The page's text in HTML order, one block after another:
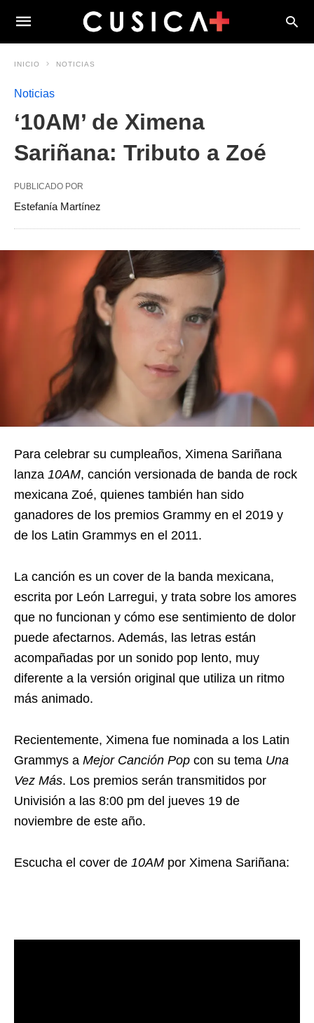
INICIO NOTICIAS
Noticias
‘10AM’ de Ximena
Sariñana: Tributo a Zoé
PUBLICADO POR
Estefanía Martínez
Para celebrar su cumpleaños, Ximena Sariñana
lanza 10AM, canción versionada de banda de rock
mexicana Zoé, quienes también han sido
ganadores de los premios Grammy en el 2019 y
de los Latin Grammys en el 2011.
La canción es un cover de la banda mexicana,
escrita por León Larregui, y trata sobre los amores
que no funcionan y cómo ese sentimiento de dolor
puede afectarnos. Además, las letras están
acompañadas por un sonido pop lento, muy
diferente a la versión original que utiliza un ritmo
más animado.
Recientemente, Ximena fue nominada a los Latin
Grammys a Mejor Canción Pop con su tema Una
Vez Más. Los premios serán transmitidos por
Univisión a las 8:00 pm del jueves 19 de
noviembre de este año.
Escucha el cover de 10AM por Ximena Sariñana: